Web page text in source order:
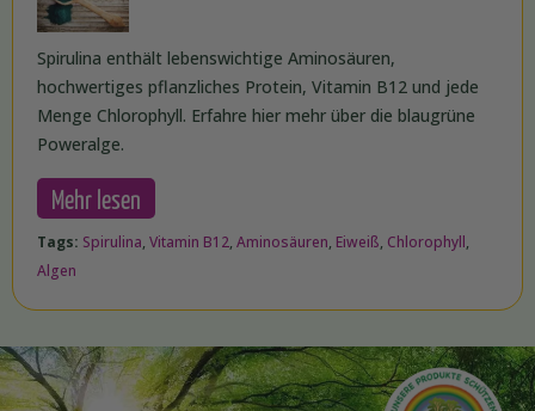
Spirulina enthält lebenswichtige Aminosäuren,
hochwertiges pflanzliches Protein, Vitamin B12 und jede
Menge Chlorophyll. Erfahre hier mehr über die blaugrüne
Poweralge.
Mehr lesen
Tags: Spirulina, Vitamin B12, Aminosäuren, Eiweiß, Chlorophyll,
Algen